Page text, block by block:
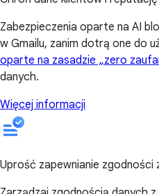
Zabezpieczenia oparte na AI
w Gmailu, zanim dotrą one do
oparte na zasadzie „zero
danych.
Więcej informacji
Uprość zapewnianie zgodności